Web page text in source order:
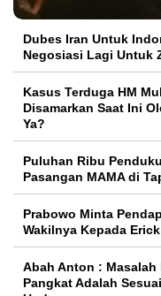
Dubes Iran Untuk
Negosiasi Lagi Untuk
Kasus Terduga HM
Disamarkan Saat Ini
Ya?
Puluhan Ribu
Pasangan MAMA di
Prabowo Minta
Wakilnya Kepada
Abah Anton : Masalah
Pangkat Adalah